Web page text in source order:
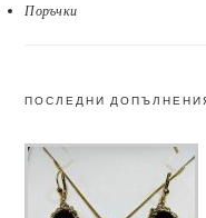
Поръчки
ПОСЛЕДНИ ДОПЪЛНЕНИЯ |